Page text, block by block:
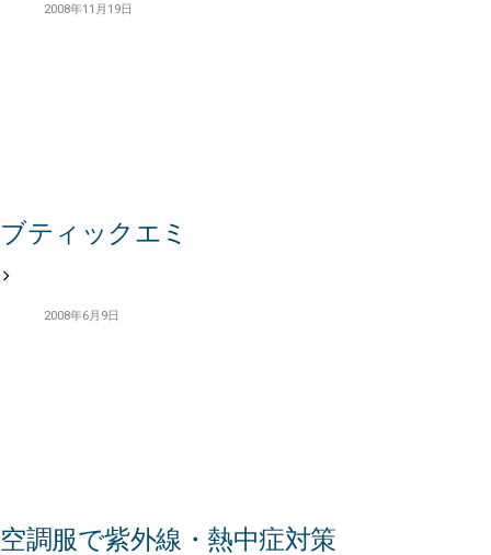
2008年11月19日
ブティックエミ
2008年6月9日
空調服で紫外線・熱中症対策